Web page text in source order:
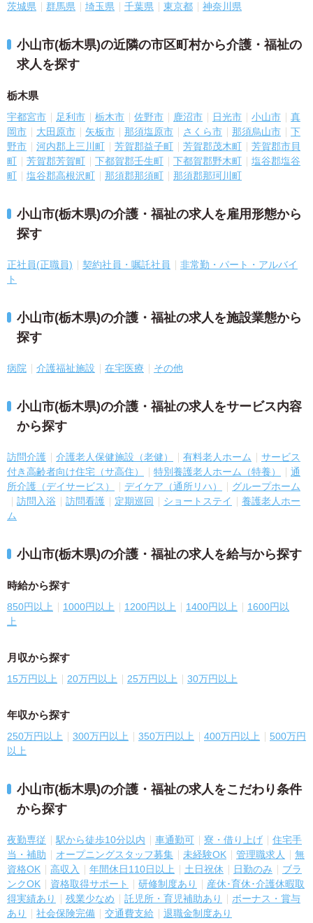
茨城県 群馬県 埼玉県 千葉県 東京都 神奈川県
小山市(栃木県)の近隣の市区町村から介護・福祉の
求人を探す
栃木県
宇都宮市 足利市 栃木市 佐野市 鹿沼市 日光市 小山市
真
岡市
大田原市 矢板市 那須塩原市 さくら市 那須烏山市
下
野市
河内郡上三川町 芳賀郡益子町 芳賀郡茂木町
芳賀郡市貝
町
芳賀郡芳賀町 下都賀郡壬生町 下都賀郡野木町
塩谷郡塩谷
町
塩谷郡高根沢町 那須郡那須町 那須郡那珂川町
小山市(栃木県)の介護・福祉の求人を雇用形態から
探す
正社員(正職員) 契約社員・嘱託社員
非常勤・パート・アルバイ
ト
小山市(栃木県)の介護・福祉の求人を施設業態から
探す
病院 介護福祉施設 在宅医療 その他
小山市(栃木県)の介護・福祉の求人をサービス内容
から探す
訪問介護 介護老人保健施設（老健） 有料老人ホーム
サービス
付き高齢者向け住宅（サ高住）
特別養護老人ホーム（特養）
通
所介護（デイサービス）
デイケア（通所リハ）
グループホーム
訪問入浴
訪問看護 定期巡回 ショートステイ
養護老人ホー
ム
小山市(栃木県)の介護・福祉の求人を給与から探す
時給から探す
850円以上 1000円以上 1200円以上 1400円以上
1600円以
上
月収から探す
15万円以上 20万円以上 25万円以上 30万円以上
年収から探す
250万円以上 300万円以上 350万円以上 400万円以上
500万円
以上
小山市(栃木県)の介護・福祉の求人をこだわり条件
から探す
夜勤専従 駅から徒歩10分以内 車通勤可 寮・借り上げ
住宅手
当・補助
オープニングスタッフ募集 未経験OK 管理職求人
無
資格OK
高収入 年間休日110日以上 土日祝休 日勤のみ
ブラ
ンクOK
資格取得サポート 研修制度あり
産休･育休･介護休暇取
得実績あり
残業少なめ 託児所・育児補助あり
ボーナス・賞与
あり
社会保険完備 交通費支給 退職金制度あり